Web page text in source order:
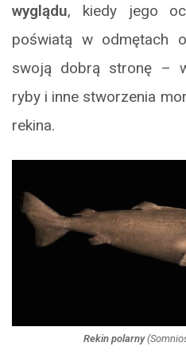
wyglądu, kiedy jego
poświatą w odmętach
swoją dobrą stronę –
ryby i inne stworzenia
rekina.
Rekin polarny(